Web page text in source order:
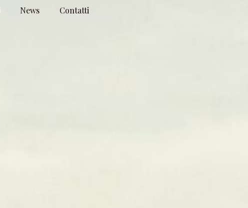
News Contatti